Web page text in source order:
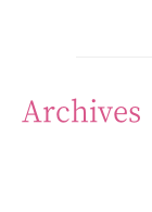
Archives